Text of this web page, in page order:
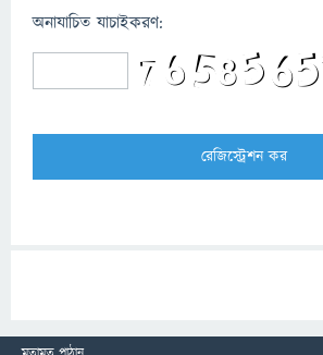
অনাযাচিত যাচাইকরণ: